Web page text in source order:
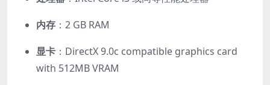
内存 ：2 GB RAM
显卡 ：DirectX 9.0c compatible graphics card
with 512MB VRAM